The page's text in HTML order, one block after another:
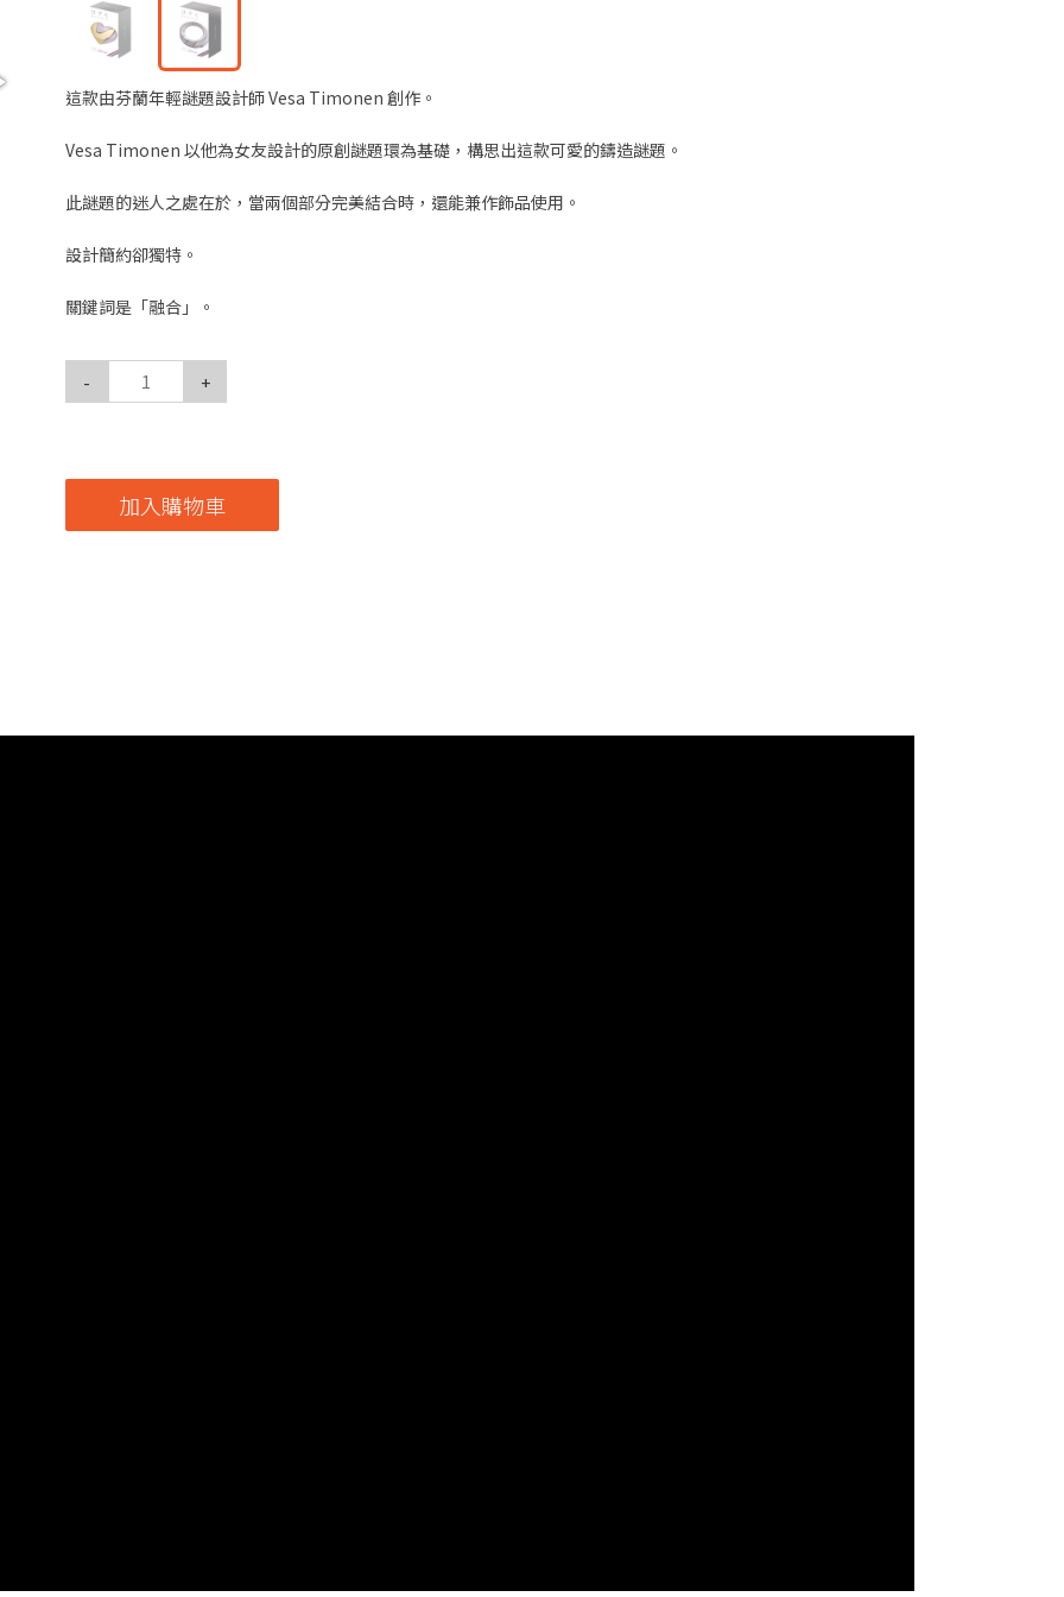
這款由芬蘭年輕謎題設計師 Vesa Timonen 創作。
Vesa Timonen 以他為女友設計的原創謎題環為基礎，構思出這款可愛的鑄造謎題。
此謎題的迷人之處在於，當兩個部分完美結合時，還能兼作飾品使用。
設計簡約卻獨特。
關鍵詞是「融合」。
- +
加入購物車